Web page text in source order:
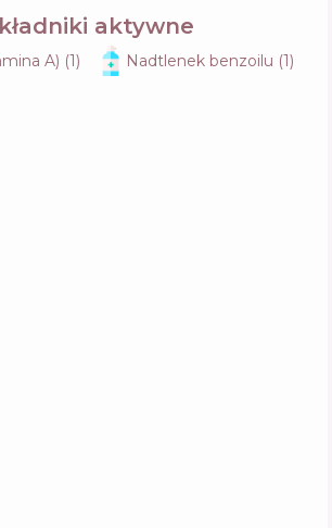
aktywne
A) (1) Nadtlenek benzoilu (1)